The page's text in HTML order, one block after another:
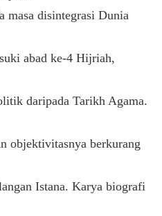
masa disintegrasi Dunia
abad ke-4 Hijriah,
daripada Tarikh Agama.
objektivitasnya berkurang
Istana. Karya biografi